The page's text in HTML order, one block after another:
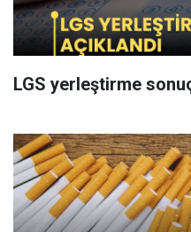
LGS yerleştirme